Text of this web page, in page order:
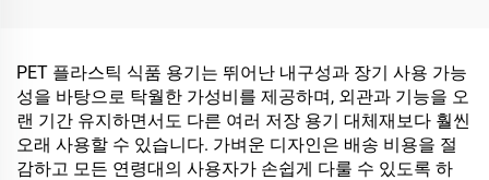
PET 플라스틱 식품 용기는 뛰어난 내구성과 장기 사용 가능
성을 바탕으로 탁월한 가성비를 제공하며, 외관과 기능을 오
랜 기간 유지하면서도 다른 여러 저장 용기 대체재보다 훨씬
오래 사용할 수 있습니다. 가벼운 디자인은 배송 비용을 절
감하고 모든 연령대의 사용자가 손쉽게 다룰 수 있도록 하